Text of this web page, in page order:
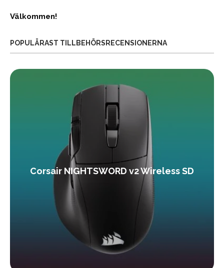
Välkommen!
POPULÄRAST TILLBEHÖRSRECENSIONERNA
Corsair NIGHTSWORD v2 Wireless SD